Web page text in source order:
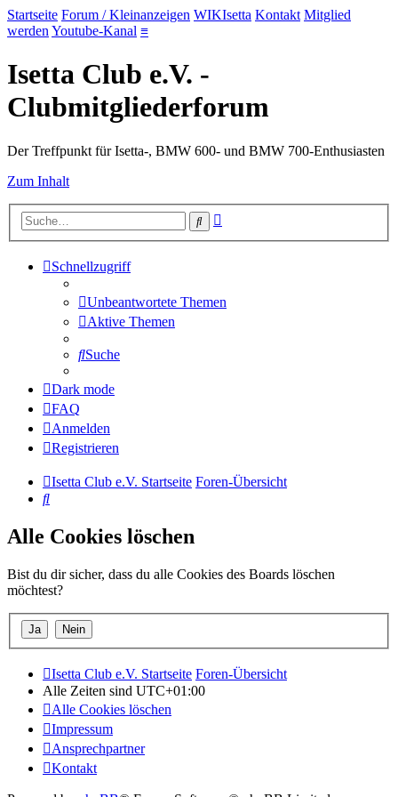
Startseite Forum / Kleinanzeigen WIKIsetta Kontakt Mitglied
werden Youtube-Kanal ≡
Isetta Club e.V. -
Clubmitgliederforum
Der Treffpunkt für Isetta-, BMW 600- und BMW 700-Enthusiasten
Zum Inhalt
Suche
Schnellzugriff
Unbeantwortete Themen
Aktive Themen
Suche
Dark mode
FAQ
Anmelden
Registrieren
Isetta Club e.V. Startseite Foren-Übersicht
Suche
Alle Cookies löschen
Bist du dir sicher, dass du alle Cookies des Boards löschen
möchtest?
Isetta Club e.V. Startseite Foren-Übersicht
Alle Zeiten sind UTC+01:00
Alle Cookies löschen
Impressum
Ansprechpartner
Kontakt